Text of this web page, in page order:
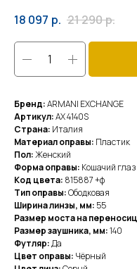
18 097 р. 21 290р.
Бренд:ARMANI EXCHANGE
Артикул:AX 4140S
Страна: Италия
Материал оправы: Пластик
Пол:Женский
Форма оправы: Кошачий глаз
Код цвета: 815887 +ф
Тип оправы:Ободковая
Ширина линзы, мм: 55
Размер моста на
Размер заушника, мм:140
Футляр:Да
Цвет оправы: Чёрный